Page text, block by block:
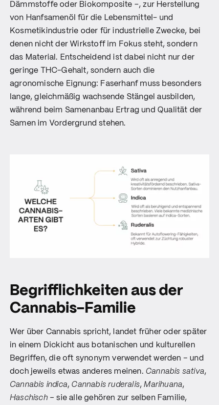
Dämmstoffe oder Biokomposite –, zur Herstellung
von Hanfsamenöl für die Lebensmittel- und
Kosmetikindustrie oder für industrielle Zwecke, bei
denen nicht der Wirkstoff im Fokus steht, sondern
das Material. Entscheidend ist dabei nicht nur der
geringe THC-Gehalt, sondern auch die
agronomische Eignung: Faserhanf muss besonders
lange, gleichmäßig wachsende Stängel ausbilden,
während beim Samenanbau Ertrag und Qualität der
Samen im Vordergrund stehen.
Begrifflichkeiten aus der
Cannabis-Familie
Wer über Cannabis spricht, landet früher oder später
in einem Dickicht aus botanischen und kulturellen
Begriffen, die oft synonym verwendet werden – und
doch jeweils etwas anderes meinen. Cannabis sativa,
Cannabis indica, Cannabis ruderalis,Marihuana,
Haschisch– sie alle gehören zur selben Familie,